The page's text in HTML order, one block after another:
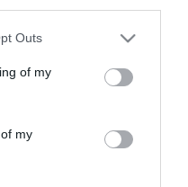
one or more Google
You may click to
its third-party tags to
in below Google
Outs
of my
my
έκλεισε με
αυριανή προπόνηση.